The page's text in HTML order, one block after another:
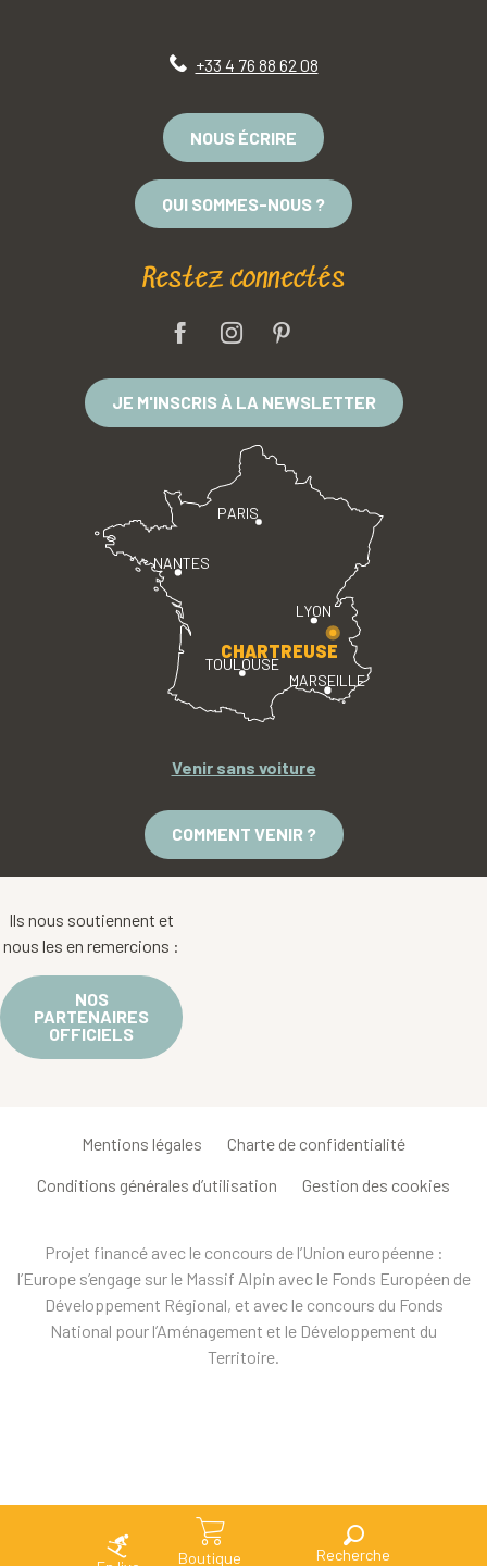
Boutique Recherche
+33 4 76 88 62 08
NOUS ÉCRIRE
QUI SOMMES-NOUS ?
Restez connectés
JE M'INSCRIS À LA NEWSLETTER
PARIS
LYON
TOULOUSE
MARSEILLE
NANTES
CHARTREUSE
Venir sans voiture
COMMENT VENIR ?
Ils nous soutiennent et
nous les en remercions :
NOS
PARTENAIRES
OFFICIELS
Mentions légales Charte de confidentialité
Conditions générales d’utilisation Gestion des cookies
Projet financé avec le concours de l’Union européenne :
l’Europe s’engage sur le Massif Alpin avec le Fonds Européen de
Développement Régional, et avec le concours du Fonds
National pour l’Aménagement et le Développement du
Territoire.